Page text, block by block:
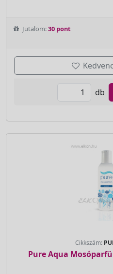
Jutalom:30 pont
db
Cikkszám:
Pure Aqua